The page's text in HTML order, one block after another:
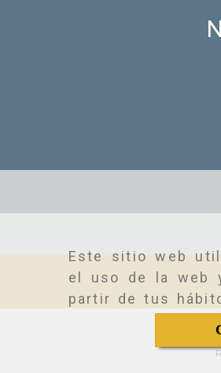
Este sitio web
el uso de la web
partir de tus